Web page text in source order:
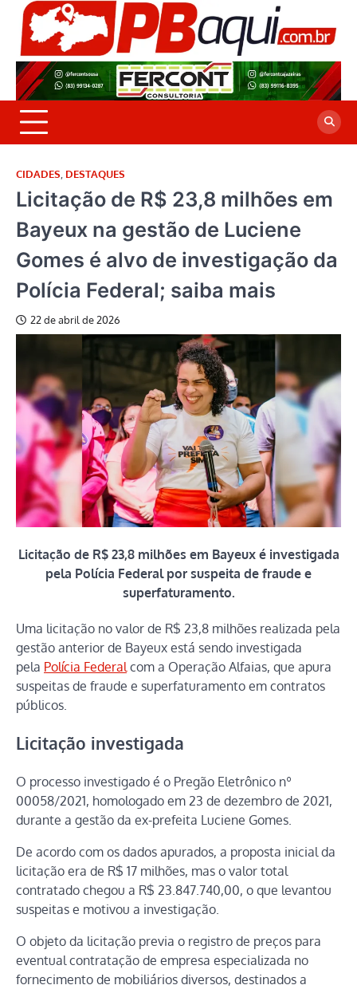
Skip
content
CIDADES DESTAQUES
Licitação de R$ 23,8 milhões em
Bayeux na gestão de Luciene
Gomes é alvo de investigação da
Polícia Federal; saiba mais
22 de abril de 2026
Licitação de R$ 23,8 milhões em Bayeux é investigada
pela Polícia Federal por suspeita de fraude e
superfaturamento.
Uma licitação no valor de R$ 23,8 milhões realizada pela
gestão anterior de Bayeux está sendo investigada
pela Polícia Federal com a Operação Alfaias, que apura
suspeitas de fraude e superfaturamento em contratos
públicos.
Licitação investigada
O processo investigado é o Pregão Eletrônico nº
00058/2021, homologado em 23 de dezembro de 2021,
durante a gestão da ex-prefeita Luciene Gomes.
De acordo com os dados apurados, a proposta inicial da
licitação era de R$ 17 milhões, mas o valor total
contratado chegou a R$ 23.847.740,00, o que levantou
suspeitas e motivou a investigação.
O objeto da licitação previa o registro de preços para
eventual contratação de empresa especializada no
fornecimento de mobiliários diversos, destinados a